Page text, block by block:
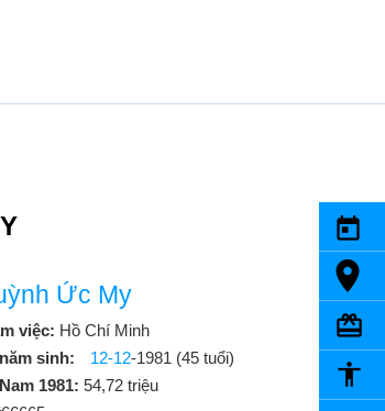
Ức My
việc: Hồ Chí Minh
sinh:
12-12-1981 (45 tuổi)
1981: 54,72 triệu